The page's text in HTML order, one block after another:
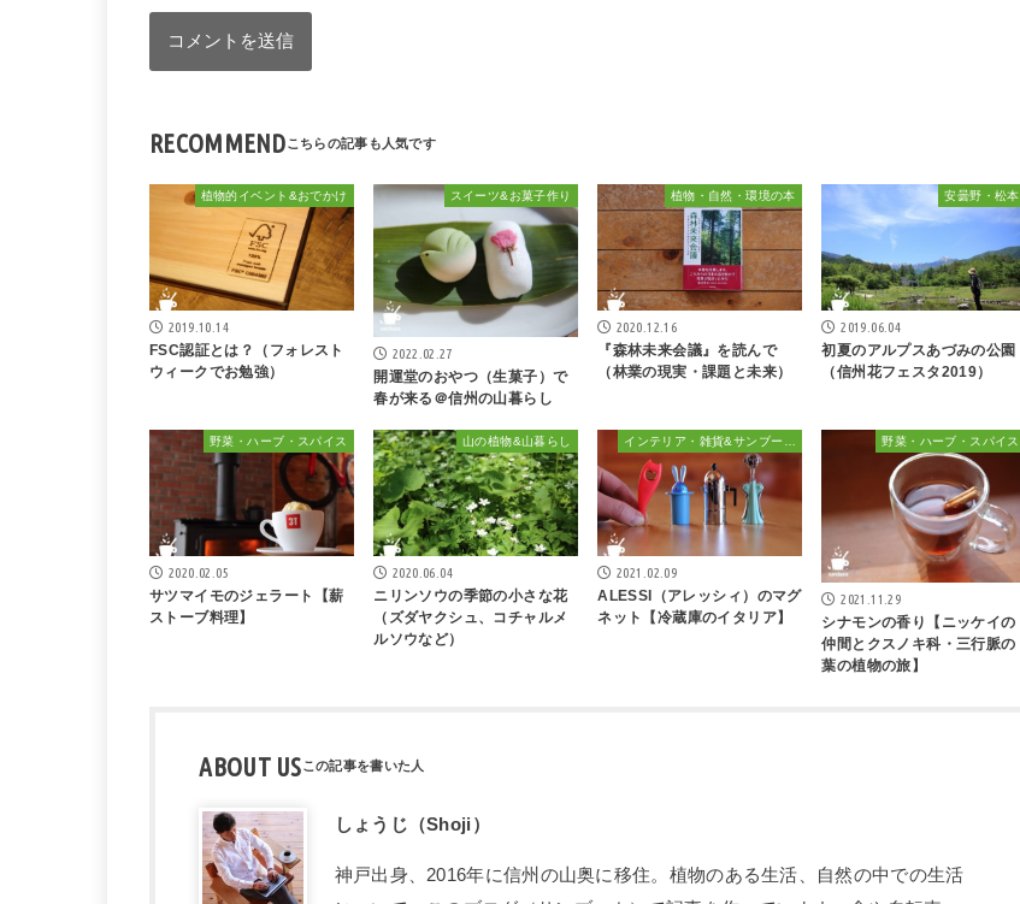
RECOMMEND
植物的イベント&おでかけ
2019.10.14
FSC認証とは？（フォレスト
ウィークでお勉強）
スイーツ&お菓子作り
2022.02.27
開運堂のおやつ（生菓子）で
春が来る＠信州の山暮らし
植物・自然・環境の本
2020.12.16
『森林未来会議』を読んで
（林業の現実・課題と未来）
安曇野・松本
2019.06.04
初夏のアルプスあづみの公園
（信州花フェスタ2019）
野菜・ハーブ・スパイス
2020.02.05
サツマイモのジェラート【薪
ストーブ料理】
山の植物&山暮らし
2020.06.04
ニリンソウの季節の小さな花
（ズダヤクシュ、コチャルメ
ルソウなど）
2021.02.09
ALESSI（アレッシィ）のマグ
ネット【冷蔵庫のイタリア】
野菜・ハーブ・スパイス
2021.11.29
シナモンの香り【ニッケイの
仲間とクスノキ科・三行脈の
葉の植物の旅】
ABOUT US
しょうじ（Shoji）
神戸出身、2016年に信州の山奥に移住。植物のある生活、自然の中での生活